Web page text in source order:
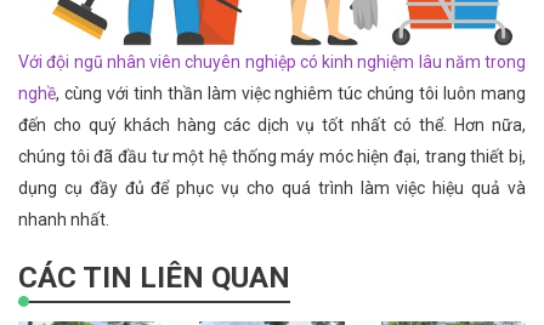
Với đội ngũ nhân viên chuyên nghiệp có kinh nghiệm lâu năm trong
nghề, cùng với tinh thần làm việc nghiêm túc chúng tôi luôn mang
đến cho quý khách hàng các dịch vụ tốt nhất có thể. Hơn nữa,
chúng tôi đã đầu tư một hệ thống máy móc hiện đại, trang thiết bị,
dụng cụ đầy đủ để phục vụ cho quá trình làm việc hiệu quả và
nhanh nhất.
CÁC TIN LIÊN QUAN